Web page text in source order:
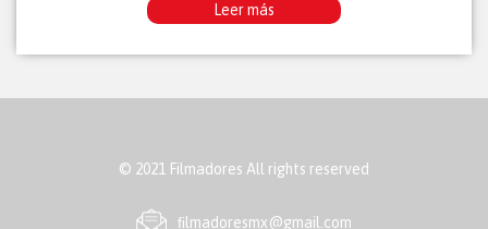
Leer más
© 2021 Filmadores All rights reserved
ﬁlmadoresmx@gmail.com